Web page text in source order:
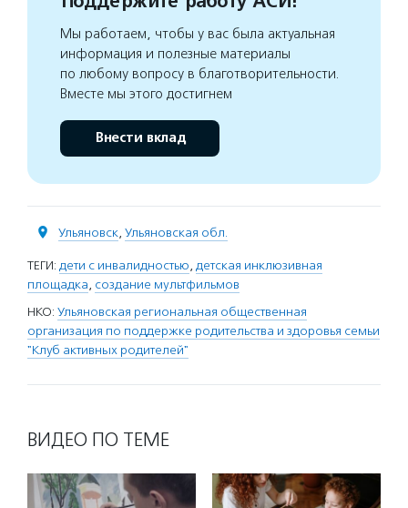
Мы работаем, чтобы у вас была актуальная
информация и полезные материалы
по любому вопросу в благотворительности.
Вместе мы этого достигнем
Внести вклад
Ульяновск, Ульяновская обл.
ТЕГИ: дети с инвалидностью, детская инклюзивная
площадка, создание мультфильмов
НКО: Ульяновская региональная общественная
организация по поддержке родительства и здоровья семьи
"Клуб активных родителей"
ВИДЕО ПО ТЕМЕ